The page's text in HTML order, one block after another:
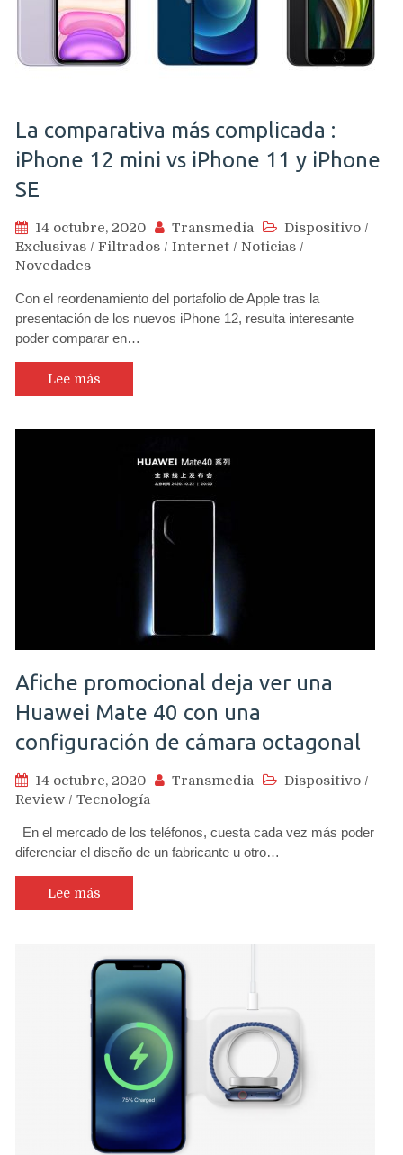
La comparativa más complicada :
iPhone 12 mini vs iPhone 11 y iPhone
SE
14 octubre, 2020 Transmedia Dispositivo /
Exclusivas / Filtrados / Internet / Noticias /
Novedades
Con el reordenamiento del portafolio de Apple tras la
presentación de los nuevos iPhone 12, resulta interesante
poder comparar en…
Lee más
Afiche promocional deja ver una
Huawei Mate 40 con una
configuración de cámara octagonal
14 octubre, 2020 Transmedia Dispositivo /
Review / Tecnología
En el mercado de los teléfonos, cuesta cada vez más poder
diferenciar el diseño de un fabricante u otro…
Lee más